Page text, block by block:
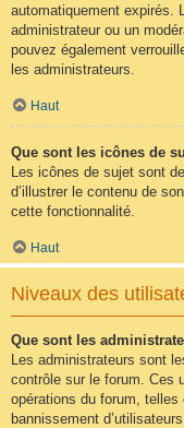
automatiquement expirés.
administrateur ou un
pouvez également
les administrateurs.
Haut
Que sont les icônes de
Les icônes de sujet sont
d’illustrer le contenu de
cette fonctionnalité.
Haut
Niveaux des
Que sont les
Les administrateurs sont
contrôle sur le forum. Ces
opérations du forum,
bannissement